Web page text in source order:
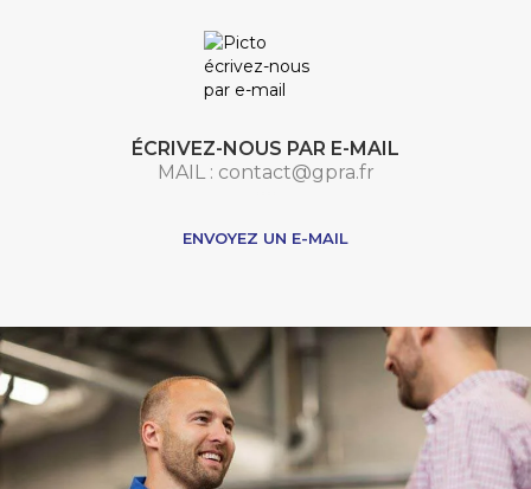
ÉCRIVEZ-NOUS PAR E-MAIL
MAIL : contact@gpra.fr
ENVOYEZ UN E-MAIL